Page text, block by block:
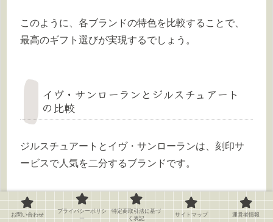
このように、各ブランドの特色を比較することで、
最高のギフト選びが実現するでしょう。
イヴ・サンローランとジルスチュアート
の比較
ジルスチュアートとイヴ・サンローランは、刻印サ
ービスで人気を二分するブランドです。
デザインの方向性が異なり、ジルスチュアートはリ
ボンやハートといった可愛らしいモチーフが豊富
お問い合わせ
プライバシーポリシ
ー
特定商取引法に基づ
く表記
サイトマップ 運営者情報